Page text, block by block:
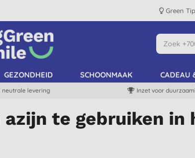
Green
GEZONDHEID SCHOONMAAK CADEAU
neutrale levering Inzet voor
azijn te gebruiken in